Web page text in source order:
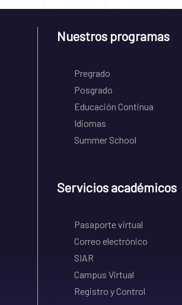
Nuestros programas
Pregrado
Posgrado
Educación Continua
Idiomas
Summer School
Servicios académicos
Pasaporte virtual
Correo electrónico
SIAR
Campus Virtual
Registro y Control